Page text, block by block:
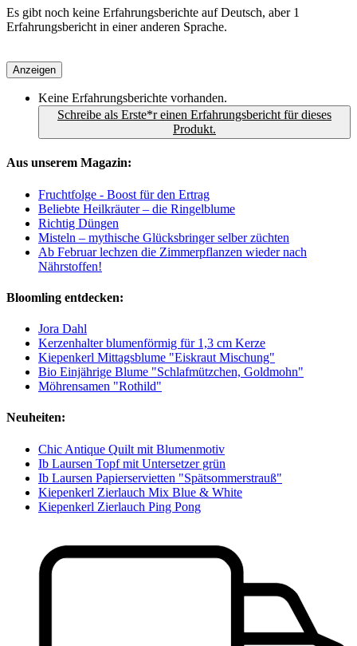
Es gibt noch keine Erfahrungsberichte auf Deutsch, aber 1
Erfahrungsbericht in einer anderen Sprache.
Anzeigen
Keine Erfahrungsberichte vorhanden.
Schreibe als Erste*r einen Erfahrungsbericht für dieses
Produkt.
Aus unserem Magazin:
Fruchtfolge - Boost für den Ertrag
Beliebte Heilkräuter – die Ringelblume
Richtig Düngen
Misteln – mythische Glücksbringer selber züchten
Ab Februar lechzen die Zimmerpflanzen wieder nach
Nährstoffen!
Bloomling entdecken:
Jora Dahl
Kerzenhalter blumenförmig für 1,3 cm Kerze
Kiepenkerl Mittagsblume "Eiskraut Mischung"
Bio Einjährige Blume "Schlafmützchen, Goldmohn"
Möhrensamen "Rothild"
Neuheiten:
Chic Antique Quilt mit Blumenmotiv
Ib Laursen Topf mit Untersetzer grün
Ib Laursen Papierservietten "Spätsommerstrauß"
Kiepenkerl Zierlauch Mix Blue & White
Kiepenkerl Zierlauch Ping Pong